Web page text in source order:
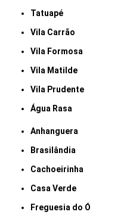
Tatuapé
Vila Carrão
Vila Formosa
Vila Matilde
Vila Prudente
Água Rasa
Anhanguera
Brasilândia
Cachoeirinha
Casa Verde
Freguesia do Ó